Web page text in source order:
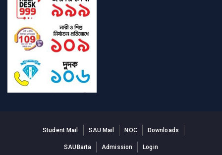
Student Mail SAU Mail NOC Downloads
SAUBarta Admission Login